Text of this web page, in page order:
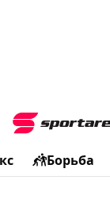
Борьба